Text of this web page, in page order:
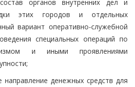
органов внутренних дел и
этих городов и отдельных
вариант оперативно-служебной
специальных операций по
и иными проявлениями
направление денежных средств для